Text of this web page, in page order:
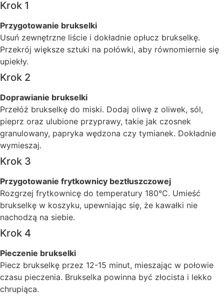
Krok 1
Przygotowanie brukselki
Usuń zewnętrzne liście i dokładnie opłucz brukselkę.
Przekrój większe sztuki na połówki, aby równomiernie się
upiekły.
Krok 2
Doprawianie brukselki
Przełóż brukselkę do miski. Dodaj oliwę z oliwek, sól,
pieprz oraz ulubione przyprawy, takie jak czosnek
granulowany, papryka wędzona czy tymianek. Dokładnie
wymieszaj.
Krok 3
Przygotowanie frytkownicy beztłuszczowej
Rozgrzej frytkownicę do temperatury 180°C. Umieść
brukselkę w koszyku, upewniając się, że kawałki nie
nachodzą na siebie.
Krok 4
Pieczenie brukselki
Piecz brukselkę przez 12-15 minut, mieszając w połowie
czasu pieczenia. Brukselka powinna być złocista i lekko
chrupiąca.